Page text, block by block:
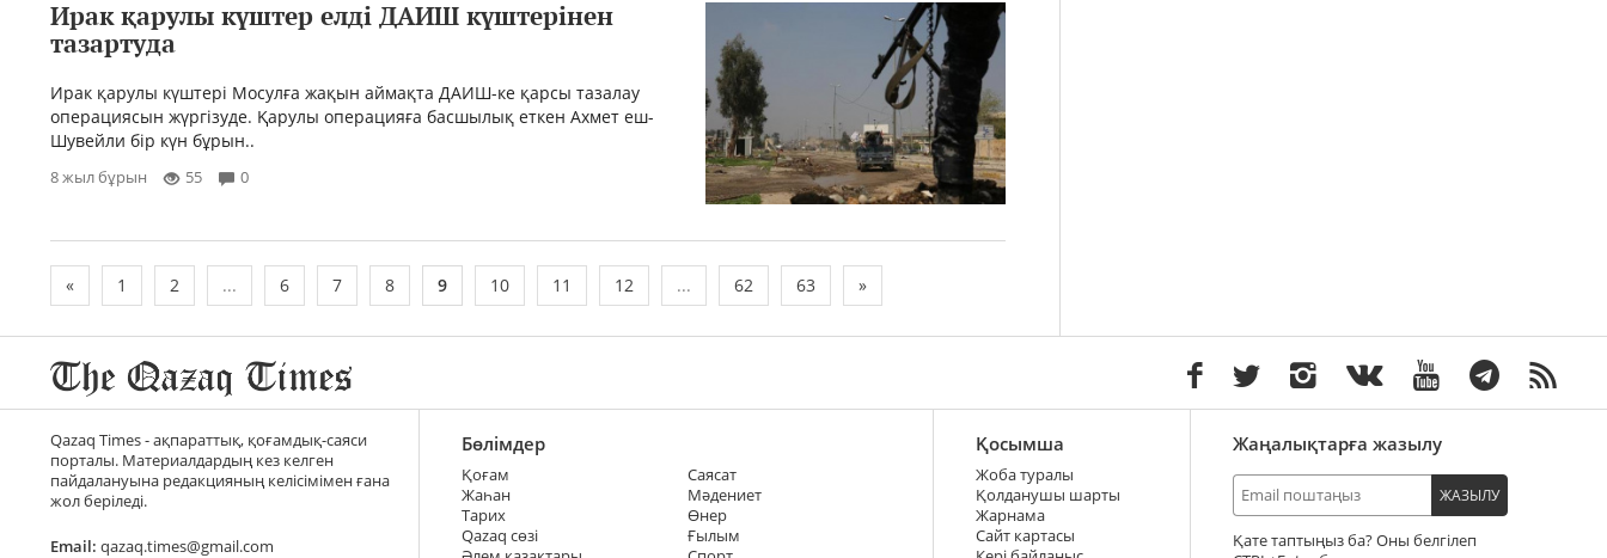
Ирак қарулы күштер елді ДАИШ күштерінен
тазартуда
Ирак қарулы күштері Мосулға жақын аймақта ДАИШ-ке қарсы тазалау
операциясын жүргізуде. Қарулы операцияға басшылық еткен Ахмет еш-
Шувейли бір күн бұрын..
8 жыл бұрын 55 0
« 1 2 ... 6 7 8 9 10 11 12 ... 62 63 »
Qazaq Times - ақпараттық, қоғамдық-саяси
порталы. Материалдардың кез келген
пайдалануына редакцияның келісімімен ғана
жол беріледі.
Email: qazaq.times@gmail.com
Бөлімдер
Қоғам
Жаһан
Тарих
Qazaq сөзі
Саясат
Мәдениет
Өнер
Ғылым
Қосымша
Жоба туралы
Қолданушы шарты
Жарнама
Сайт картасы
Жаңалықтарға жазылу
ЖАЗЫЛУ
Қате таптыңыз ба? Оны белгілеп